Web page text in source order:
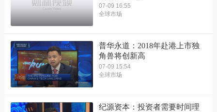
07-09 16:55
全球市场
普华永道：2018年赴港上市独
角兽将创新高
07-09 15:54
全球市场
纪源资本：投资者需要时间理